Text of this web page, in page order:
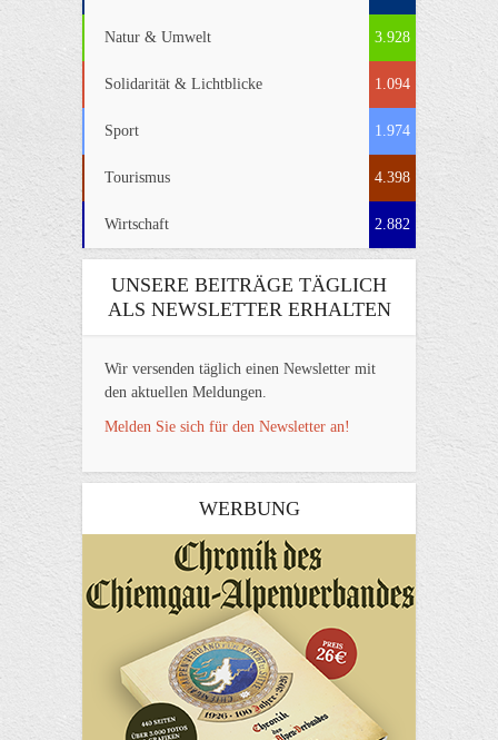
Natur & Umwelt 3.928
Solidarität & Lichtblicke 1.094
Sport 1.974
Tourismus 4.398
Wirtschaft 2.882
UNSERE BEITRÄGE TÄGLICH
ALS NEWSLETTER ERHALTEN
Wir versenden täglich einen Newsletter mit
den aktuellen Meldungen.
Melden Sie sich für den Newsletter an!
WERBUNG